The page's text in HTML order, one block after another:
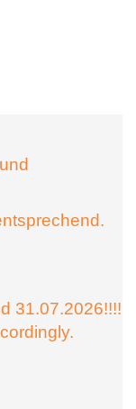
31.07.2026!!!!